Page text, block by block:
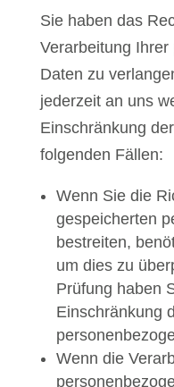
Sie haben das
Verarbeitung
Daten zu
jederzeit an uns
Einschränkung
folgenden Fällen:
Wenn Sie die
gespeicherten
bestreiten,
um dies zu
Prüfung haben
Einschränkung
Wenn die